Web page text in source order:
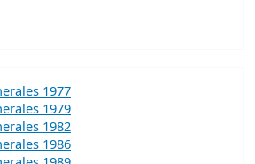
1977
1979
1982
1986